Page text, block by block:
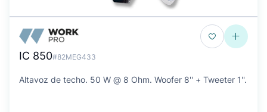
IC 850#82MEG433
Altavoz de techo. 50 W @ 8 Ohm. Woofer 8'' + Tweeter 1''.